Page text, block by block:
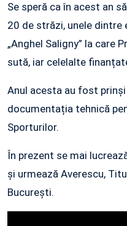
Se speră ca în acest an
20 de străzi, unele dintre
„Anghel Saligny” la care
sută, iar celelalte
Anul acesta au fost
documentația tehnică
Sporturilor.
În prezent se mai
și urmează Averescu,
București.